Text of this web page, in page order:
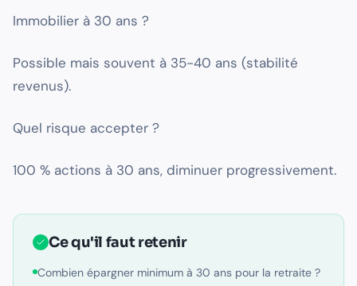
Immobilier à 30 ans ?
Possible mais souvent à 35-40 ans (stabilité
revenus).
Quel risque accepter ?
100 % actions à 30 ans, diminuer progressivement.
Ce qu'il faut retenir
Combien épargner minimum à 30 ans pour la retraite ?